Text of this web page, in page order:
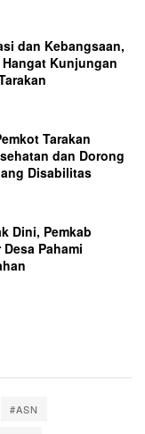
dan Kebangsaan,
Kunjungan
Tarakan
dan Dorong
Disabilitas
Dini, Pemkab
Pahami
#ASN